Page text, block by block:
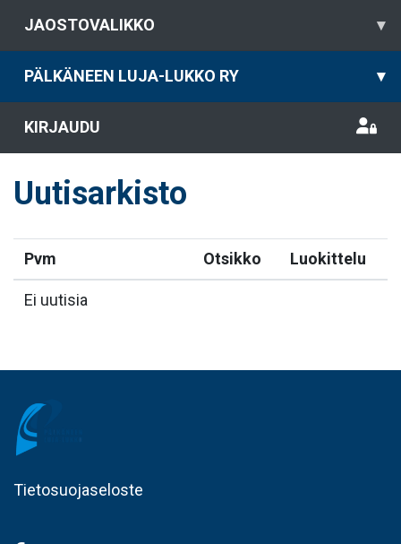
JAOSTOVALIKKO ▾
PÄLKÄNEEN LUJA-LUKKO RY ▾
KIRJAUDU
Uutisarkisto
Pvm Otsikko Luokittelu
Ei uutisia
Tietosuojaseloste